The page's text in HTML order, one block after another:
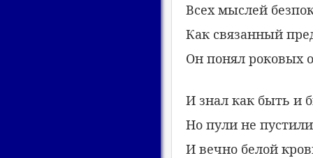
Всех мыслей
Как связанный
Он понял роковых
И знал как быть и
Но пули не
И вечно белой